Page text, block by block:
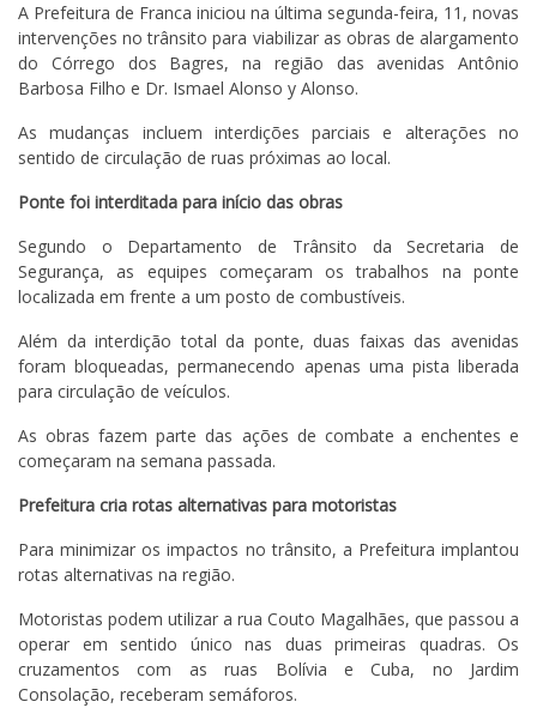
A Prefeitura de Franca iniciou na última segunda-feira, 11, novas
intervenções no trânsito para viabilizar as obras de alargamento
do Córrego dos Bagres, na região das avenidas Antônio
Barbosa Filho e Dr. Ismael Alonso y Alonso.
As mudanças incluem interdições parciais e alterações no
sentido de circulação de ruas próximas ao local.
Ponte foi interditada para início das obras
Segundo o Departamento de Trânsito da Secretaria de
Segurança, as equipes começaram os trabalhos na ponte
localizada em frente a um posto de combustíveis.
Além da interdição total da ponte, duas faixas das avenidas
foram bloqueadas, permanecendo apenas uma pista liberada
para circulação de veículos.
As obras fazem parte das ações de combate a enchentes e
começaram na semana passada.
Prefeitura cria rotas alternativas para motoristas
Para minimizar os impactos no trânsito, a Prefeitura implantou
rotas alternativas na região.
Motoristas podem utilizar a rua Couto Magalhães, que passou a
operar em sentido único nas duas primeiras quadras. Os
cruzamentos com as ruas Bolívia e Cuba, no Jardim
Consolação, receberam semáforos.